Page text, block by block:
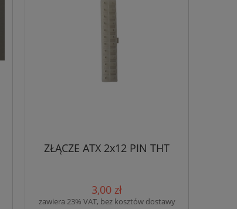
ZŁĄCZE ATX 2x12 PIN THT
3,00 zł
zawiera 23% VAT, bez kosztów dostawy